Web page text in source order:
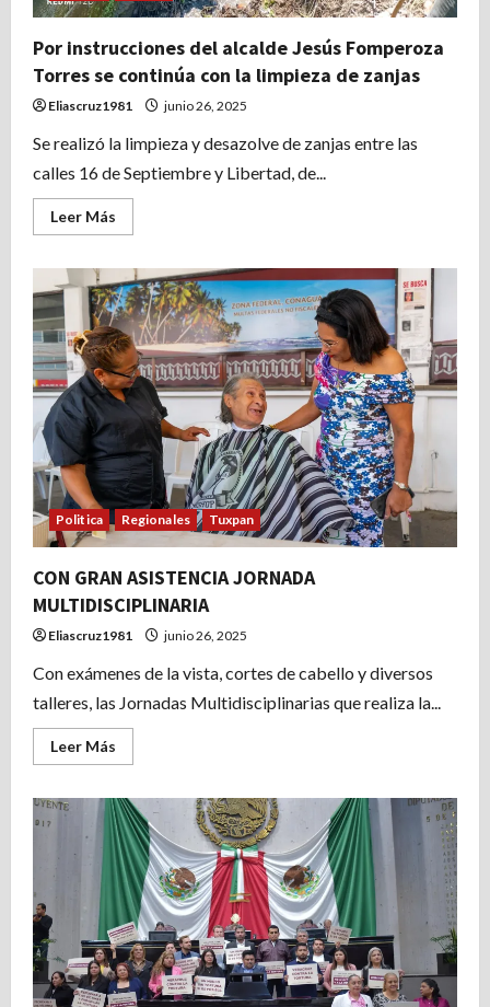
Por instrucciones del alcalde Jesús Fomperoza
Torres se continúa con la limpieza de zanjas
Eliascruz1981 junio 26, 2025
Se realizó la limpieza y desazolve de zanjas entre las
calles 16 de Septiembre y Libertad, de...
Leer Más
más
Por
instrucciones
del
alcalde
Jesús
Fomperoza
Torres
se
continúa
con
limpieza
de
zanjas
Politica Regionales Tuxpan
CON GRAN ASISTENCIA JORNADA
MULTIDISCIPLINARIA
Eliascruz1981 junio 26, 2025
Con exámenes de la vista, cortes de cabello y diversos
talleres, las Jornadas Multidisciplinarias que realiza la...
Leer Más
más
CON
GRAN
ASISTENCIA
JORNADA
MULTIDISCIPLINARIA